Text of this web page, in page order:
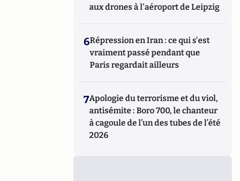
aux drones à l'aéroport de Leipzig
6Répression en Iran : ce qui s'est
vraiment passé pendant que
Paris regardait ailleurs
7Apologie du terrorisme et du viol,
antisémite : Boro 700, le chanteur
à cagoule de l’un des tubes de l’été
2026